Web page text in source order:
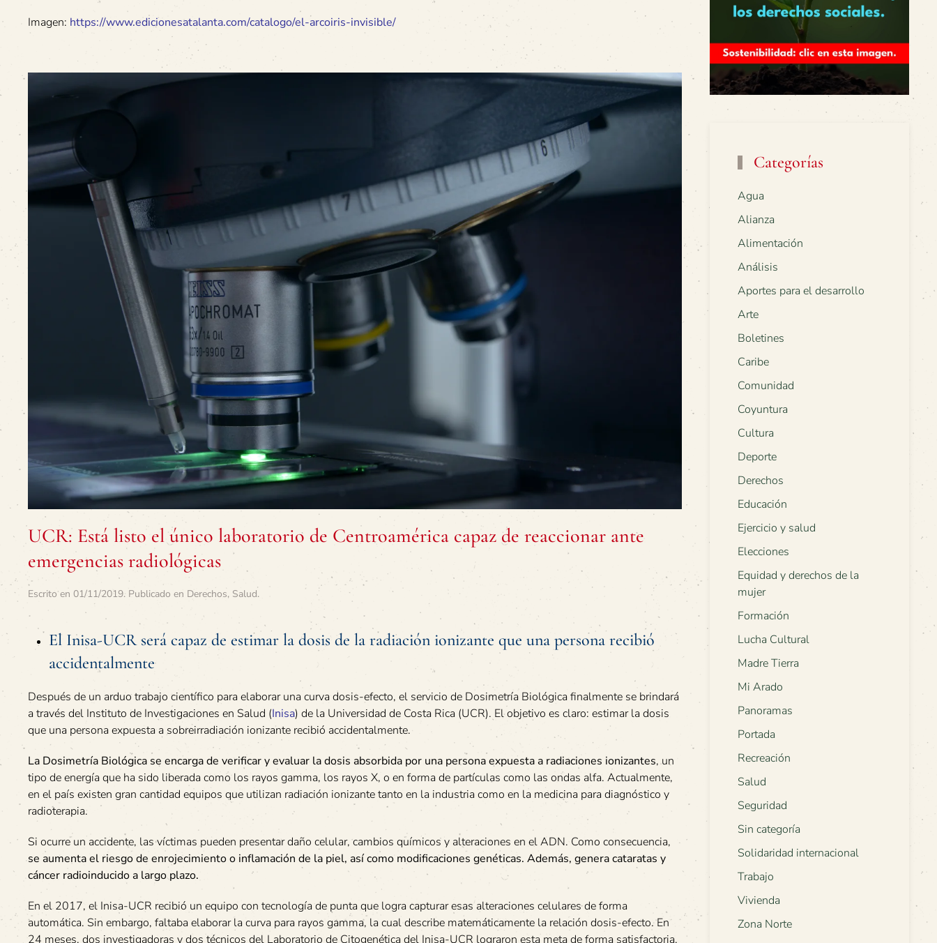
Imagen: https://www.edicionesatalanta.com/catalogo/el-arcoiris-invisible/
UCR: Está listo el único laboratorio de Centroamérica capaz de reaccionar ante
emergencias radiológicas
Escrito en 01/11/2019. Publicado en Derechos, Salud.
El Inisa-UCR será capaz de estimar la dosis de la radiación ionizante que una persona recibió
accidentalmente
Después de un arduo trabajo científico para elaborar una curva dosis-efecto, el servicio de Dosimetría Biológica finalmente se brindará
a través del Instituto de Investigaciones en Salud (Inisa) de la Universidad de Costa Rica (UCR). El objetivo es claro: estimar la dosis
que una persona expuesta a sobreirradiación ionizante recibió accidentalmente.
La Dosimetría Biológica se encarga de verificar y evaluar la dosis absorbida por una persona expuesta a radiaciones ionizantes, un
tipo de energía que ha sido liberada como los rayos gamma, los rayos X, o en forma de partículas como las ondas alfa. Actualmente,
en el país existen gran cantidad equipos que utilizan radiación ionizante tanto en la industria como en la medicina para diagnóstico y
radioterapia.
Si ocurre un accidente, las víctimas pueden presentar daño celular, cambios químicos y alteraciones en el ADN. Como consecuencia,
se aumenta el riesgo de enrojecimiento o inflamación de la piel, así como modificaciones genéticas. Además, genera cataratas y
cáncer radioinducido a largo plazo.
En el 2017, el Inisa-UCR recibió un equipo con tecnología de punta que logra capturar esas alteraciones celulares de forma
automática. Sin embargo, faltaba elaborar la curva para rayos gamma, la cual describe matemáticamente la relación dosis-efecto. En
24 meses, dos investigadoras y dos técnicos del Laboratorio de Citogenética del Inisa-UCR lograron esta meta de forma satisfactoria.
Categorías
Agua
Alianza
Alimentación
Análisis
Aportes para el desarrollo
Arte
Boletines
Caribe
Comunidad
Coyuntura
Cultura
Deporte
Derechos
Educación
Ejercicio y salud
Elecciones
Equidad y derechos de la
mujer
Formación
Lucha Cultural
Madre Tierra
Mi Arado
Panoramas
Portada
Recreación
Salud
Seguridad
Sin categoría
Solidaridad internacional
Trabajo
Vivienda
Zona Norte